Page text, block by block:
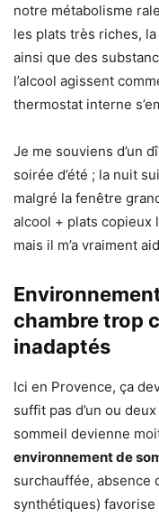
notre métabolisme
les plats très riches,
ainsi que des
l’alcool agissent
thermostat interne
Je me souviens d’un
soirée d’été ; la nuit
malgré la fenêtre
alcool + plats copieux
mais il m’a vraiment
chambre trop
inadaptés
Ici en Provence, ça
suffit pas d’un ou
sommeil devienne
environnement de
surchauffée, absence
synthétiques)